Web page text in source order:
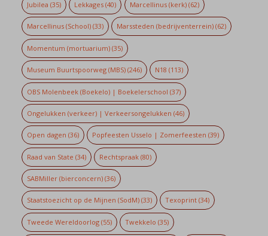
Jubilea (35) Lekkages (40) Marcellinus (kerk)(62)
Marcellinus (School)(33) Marssteden (bedrijventerrein) (62)
Momentum (mortuarium)(35)
Museum Buurtspoorweg (MBS)(246) N18 (113)
OBS Molenbeek (Boekelo) | Boekelerschool (37)
Ongelukken (verkeer) | Verkeersongelukken (46)
Open dagen (36) Popfeesten Usselo | Zomerfeesten (39)
Raad van State (34) Rechtspraak (80)
SABMiller (bierconcern)(36)
Staatstoezicht op de Mijnen (SodM)(33) Texoprint (34)
Tweede Wereldoorlog(55) Twekkelo (35)